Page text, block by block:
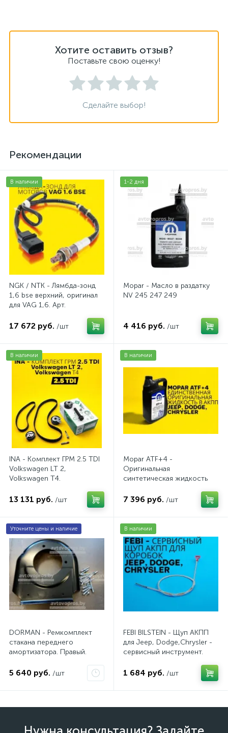
Хотите оставить отзыв?
Поставьте свою оценку!
Сделайте выбор!
Рекомендации
В наличии
NGK / NTK - Лямбда-зонд
1,6 bse верхний, оригинал
для VAG 1,6. Арт.
17 672 руб. /шт
1-2 дня
Mopar - Масло в раздатку
NV 245 247 249
4 416 руб. /шт
В наличии
INA - Комплект ГРМ 2.5 TDI
Volkswagen LT 2,
Volkswagen Т4.
13 131 руб. /шт
В наличии
Mopar ATF+4 -
Оригинальная
синтетическая жидкость
7 396 руб. /шт
Уточните цены и наличие
DORMAN - Ремкомплект
стакана переднего
амортизатора. Правый.
5 640 руб. /шт
В наличии
FEBI BILSTEIN - Щуп АКПП
для Jeep, Dodge,Chrysler -
сервисный инструмент.
1 684 руб. /шт